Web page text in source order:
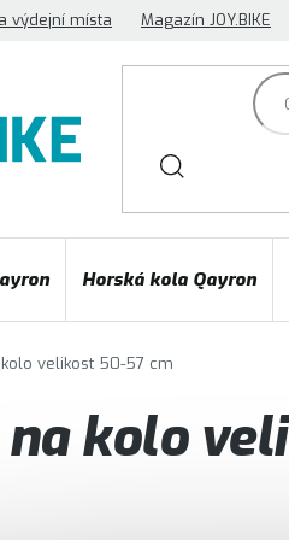
výdejní místa Magazín JOY.BIKE
Horská kola Qayron
velikost 50-57 cm
kolo